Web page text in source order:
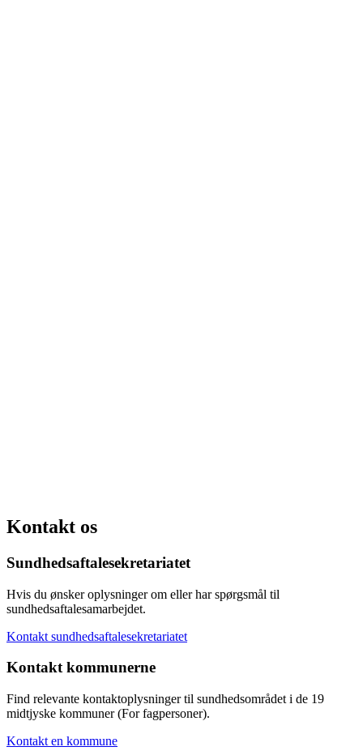
Kontakt os
Sundhedsaftalesekretariatet
Hvis du ønsker oplysninger om eller har spørgsmål til
sundhedsaftalesamarbejdet.
Kontakt sundhedsaftalesekretariatet
Kontakt kommunerne
Find relevante kontaktoplysninger til sundhedsområdet i de 19
midtjyske kommuner (For fagpersoner).
Kontakt en kommune